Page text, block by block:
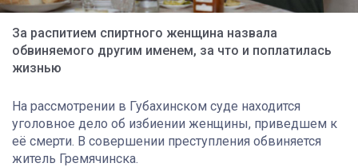
За распитием спиртного женщина назвала
обвиняемого другим именем, за что и поплатилась
жизнью
На рассмотрении в Губахинском суде находится
уголовное дело об избиении женщины, приведшем к
её смерти. В совершении преступления обвиняется
житель Гремячинска.